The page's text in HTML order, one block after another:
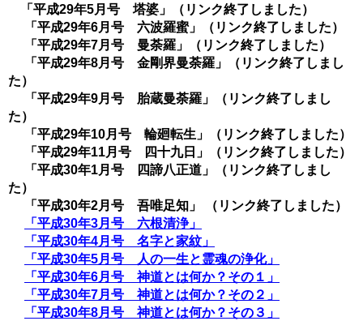
「平成29年5月号 塔婆」
（リンク終了しました）
「平成29年6月号 六波羅蜜」
（リンク終了しました）
「平成29年7月号 曼荼羅」
（リンク終了しました）
「平成29年8月号 金剛界曼荼羅」（リンク終了しまし
た）
「平成29年9月号 胎蔵曼荼羅」
（リンク終了しまし
た）
「平成29年10月号 輪廻転生」（リンク終了しました）
「平成29年11月号 四十九日」（リンク終了しました）
「平成30年1月号 四諦八正道」
（リンク終了しまし
た）
「平成30年2月号 吾唯足知」
（リンク終了しました）
「平成30年3月号 六根清浄」
「平成30年4月号 名字と家紋」
「平成30年5月号 人の一生と霊魂の浄化」
「平成30年6月号 神道とは何か？その１」
「平成30年7月号 神道とは何か？その２」
「平成30年8月号 神道とは何か？その３」